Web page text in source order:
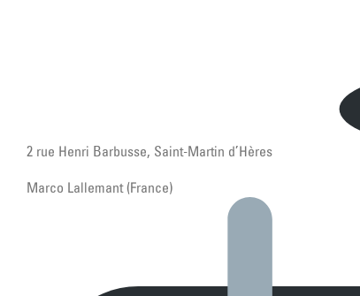
2 rue Henri Barbusse, Saint-Martin d’Hères
Marco Lallemant (France)